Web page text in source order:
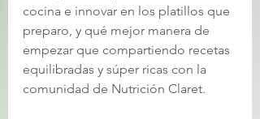
cocina e innovar en los platillos que
preparo, y qué mejor manera de
empezar que compartiendo recetas
equilibradas y súper ricas con la
comunidad de Nutrición Claret.